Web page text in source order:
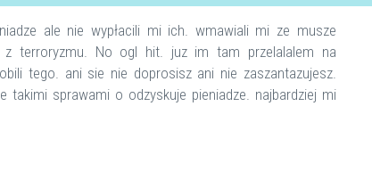
ale nie wypłacili mi ich. wmawiali mi ze musze
terroryzmu. No ogl hit. juz im tam przelalalem na
tego. ani sie nie doprosisz ani nie zaszantazujesz.
sprawami o odzyskuje pieniadze. najbardziej mi